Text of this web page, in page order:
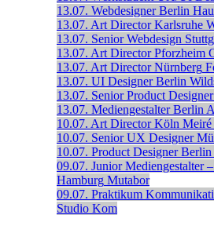
13.07. Webdesigner Berlin
13.07. Art Director Karlsruhe
13.07. Senior Webdesign
13.07. Art Director Pforzheim
13.07. Art Director Nürnberg
13.07. UI Designer Berlin
13.07. Senior Product Designer
13.07. Mediengestalter Berlin
10.07. Art Director Köln
10.07. Senior UX Designer
10.07. Product Designer Berlin
09.07. Junior Mediengestalter
Hamburg Mutabor
09.07. Praktikum
Studio Kom